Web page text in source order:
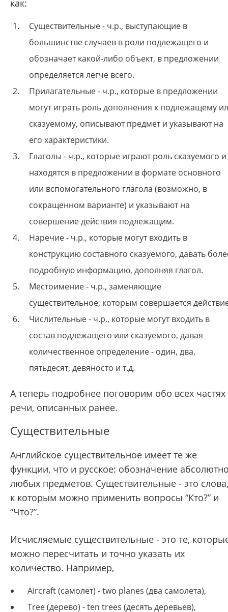
как:
Существительные - ч.р., выступающие в
большинстве случаев в роли подлежащего и
обозначает какой-либо объект, в предложении
определяется легче всего.
Прилагательные - ч.р., которые в предложении
могут играть роль дополнения к подлежащему
сказуемому, описывают предмет и указывают на
его характеристики.
Глаголы - ч.р., которые играют роль сказуемого и
находятся в предложении в формате основного
или вспомогательного глагола (возможно, в
сокращенном варианте) и указывают на
совершение действия подлежащим.
Наречие - ч.р., которые могут входить в
конструкцию составного сказуемого, давать
подробную информацию, дополняя глагол.
Местоимение - ч.р., заменяющие
существительное, которым совершается
Числительные - ч.р., которые могут входить в
состав подлежащего или сказуемого, давая
количественное определение - один, два,
пятьдесят, девяносто и т.д.
А теперь подробнее поговорим обо всех частях
речи, описанных ранее.
Существительные
Английское существительное имеет те же
функции, что и русское: обозначение
любых предметов. Существительные - это слова,
к которым можно применить вопросы “Кто?” и
“Что?”.
Исчисляемые существительные - это те,
можно пересчитать и точно указать их
количество. Например,
Aircraft (самолет) - two planes (два самолета),
Tree (дерево) - ten trees (десять деревьев),